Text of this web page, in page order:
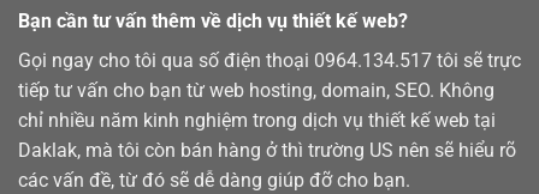
Bạn cần tư vấn thêm về dịch vụ thiết kế web?
Gọi ngay cho tôi qua số điện thoại 0964.134.517 tôi sẽ trực
tiếp tư vấn cho bạn từ web hosting, domain, SEO. Không
chỉ nhiều năm kinh nghiệm trong dịch vụ thiết kế web tại
Daklak, mà tôi còn bán hàng ở thì trường US nên sẽ hiểu rõ
các vấn đề, từ đó sẽ dễ dàng giúp đỡ cho bạn.